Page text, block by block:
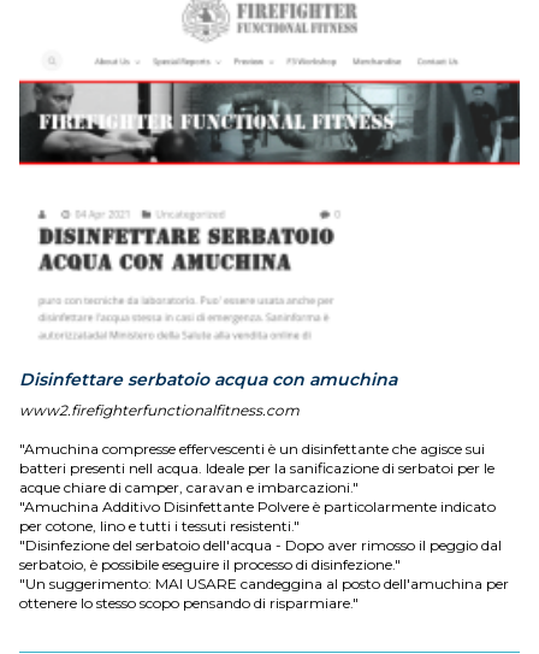
Disinfettare serbatoio acqua con amuchina
www2.firefighterfunctionalfitness.com
"Amuchina compresse effervescenti è un disinfettante che agisce sui
batteri presenti nell acqua. Ideale per la sanificazione di serbatoi per le
acque chiare di camper, caravan e imbarcazioni."
"Amuchina Additivo Disinfettante Polvere è particolarmente indicato
per cotone, lino e tutti i tessuti resistenti."
"Disinfezione del serbatoio dell'acqua - Dopo aver rimosso il peggio dal
serbatoio, è possibile eseguire il processo di disinfezione."
"Un suggerimento: MAI USARE candeggina al posto dell'amuchina per
ottenere lo stesso scopo pensando di risparmiare."